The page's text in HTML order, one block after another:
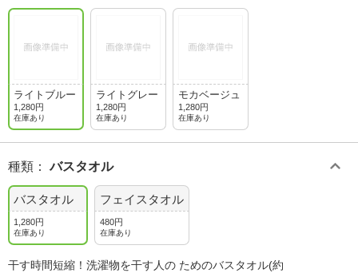
ライトブルー
1,280円
在庫あり
ライトグレー
1,280円
在庫あり
モカベージュ
1,280円
在庫あり
種類 ：バスタオル
バスタオル
1,280円
在庫あり
フェイスタオル
480円
在庫あり
干す時間短縮！洗濯物を干す人の ためのバスタオル(約